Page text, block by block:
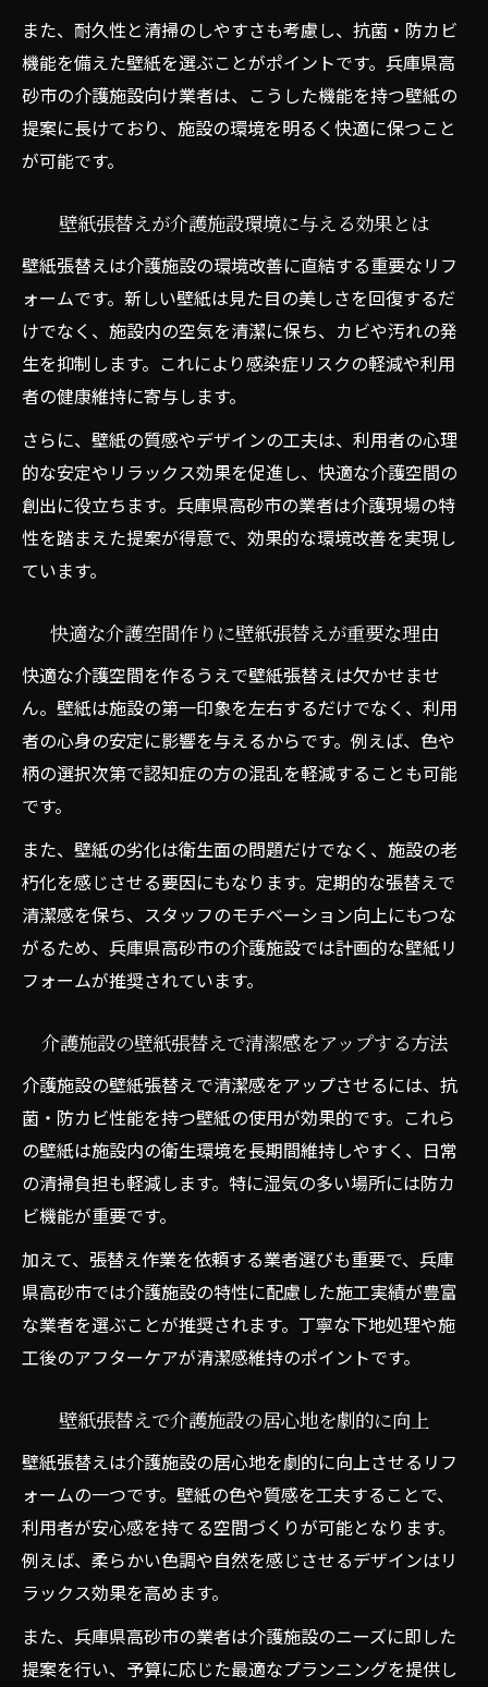
者選び
リフォーム会社と工務店の違いを知る壁紙
張替え選定
複数業者比較で信頼度が増す介護施設の壁
紙張替え
費用を抑えた介護施設の壁紙リフォーム方法
介護施設の壁紙張替えで無駄な費用を抑え
る工夫
壁紙張替えの見積もり比較がコスト削減の
鍵
リフォーム会社選びが費用を左右するポイ
介護施設の壁紙張替えに役立つ補助制度の
活用法
低予算で叶える介護施設壁紙張替えの実践
介護施設の壁紙張替えで重視すべき業者比
較項目
工務店やリフォーム会社の違いを徹底解説
壁紙張替えの施工内容とサービス範囲を比
較
介護施設の壁紙張替えで注意したい契約条
件
介護施設の壁紙再生で施設印象を一新するコツ
介護施設の壁紙張替えで清潔感を演出する
方法
壁紙張替えが施設全体のイメージを高める
理由
部分張替えと全面張替えの選び方ポイント
壁紙張替えで入居者とご家族の満足度を向
上
リフォーム会社による壁紙再生のメリット
介護施設の壁紙張替えで予算内リフォーム
を実現
費用管理が成功の鍵となる壁紙張替えプラ
壁紙張替え費用を抑えるための見積もり比
較法
介護施設の壁紙張替えで活用できる助成金
制度
リフォーム会社と相談しながら費用調整を
実施
また、耐久性と清掃のしやすさも考慮し、抗菌・防カビ
機能を備えた壁紙を選ぶことがポイントです。兵庫県高
砂市の介護施設向け業者は、こうした機能を持つ壁紙の
提案に長けており、施設の環境を明るく快適に保つこと
が可能です。
壁紙張替えが介護施設環境に与える効果とは
壁紙張替えは介護施設の環境改善に直結する重要なリフ
ォームです。新しい壁紙は見た目の美しさを回復するだ
けでなく、施設内の空気を清潔に保ち、カビや汚れの発
生を抑制します。これにより感染症リスクの軽減や利用
者の健康維持に寄与します。
さらに、壁紙の質感やデザインの工夫は、利用者の心理
的な安定やリラックス効果を促進し、快適な介護空間の
創出に役立ちます。兵庫県高砂市の業者は介護現場の特
性を踏まえた提案が得意で、効果的な環境改善を実現し
ています。
快適な介護空間作りに壁紙張替えが重要な理由
快適な介護空間を作るうえで壁紙張替えは欠かせませ
ん。壁紙は施設の第一印象を左右するだけでなく、利用
者の心身の安定に影響を与えるからです。例えば、色や
柄の選択次第で認知症の方の混乱を軽減することも可能
です。
また、壁紙の劣化は衛生面の問題だけでなく、施設の老
朽化を感じさせる要因にもなります。定期的な張替えで
清潔感を保ち、スタッフのモチベーション向上にもつな
がるため、兵庫県高砂市の介護施設では計画的な壁紙リ
フォームが推奨されています。
介護施設の壁紙張替えで清潔感をアップする方法
介護施設の壁紙張替えで清潔感をアップさせるには、抗
菌・防カビ性能を持つ壁紙の使用が効果的です。これら
の壁紙は施設内の衛生環境を長期間維持しやすく、日常
の清掃負担も軽減します。特に湿気の多い場所には防カ
ビ機能が重要です。
加えて、張替え作業を依頼する業者選びも重要で、兵庫
県高砂市では介護施設の特性に配慮した施工実績が豊富
な業者を選ぶことが推奨されます。丁寧な下地処理や施
工後のアフターケアが清潔感維持のポイントです。
壁紙張替えで介護施設の居心地を劇的に向上
壁紙張替えは介護施設の居心地を劇的に向上させるリフ
ォームの一つです。壁紙の色や質感を工夫することで、
利用者が安心感を持てる空間づくりが可能となります。
例えば、柔らかい色調や自然を感じさせるデザインはリ
ラックス効果を高めます。
また、兵庫県高砂市の業者は介護施設のニーズに即した
提案を行い、予算に応じた最適なプランニングを提供し